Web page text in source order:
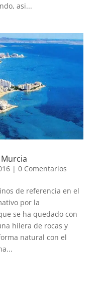
asi...
| 0 Comentarios
de referencia en el
por la
se ha quedado con
hilera de rocas y
natural con el